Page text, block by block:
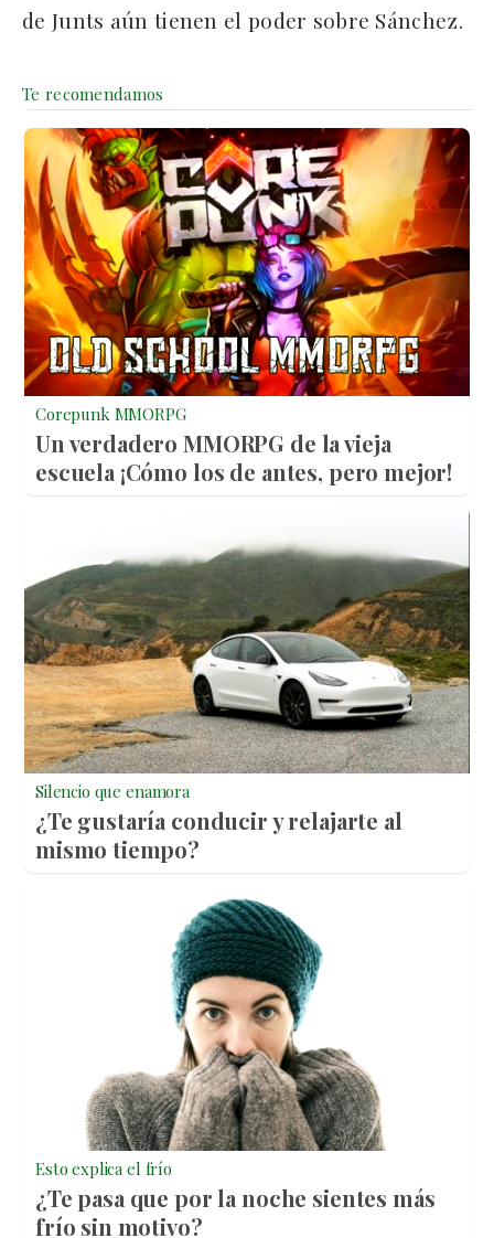
de Junts aún tienen el poder sobre Sánchez.
Corepunk MMORPG
Un verdadero MMORPG de la vieja
escuela ¡Cómo los de antes, pero mejor!
Silencio que enamora
¿Te gustaría conducir y relajarte al
mismo tiempo?
Esto explica el frío
¿Te pasa que por la noche sientes más
frío sin motivo?